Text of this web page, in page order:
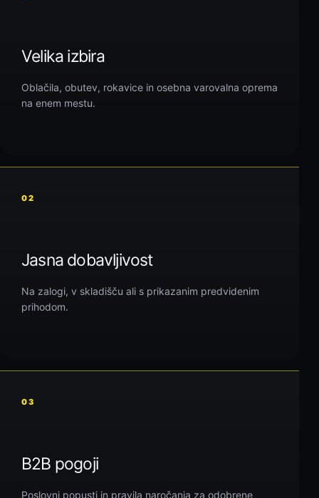
Velika izbira
Oblačila, obutev, rokavice in osebna varovalna oprema
na enem mestu.
02
Jasna dobavljivost
Na zalogi, v skladišču ali s prikazanim predvidenim
prihodom.
03
B2B pogoji
Poslovni popusti in pravila naročanja za odobrene